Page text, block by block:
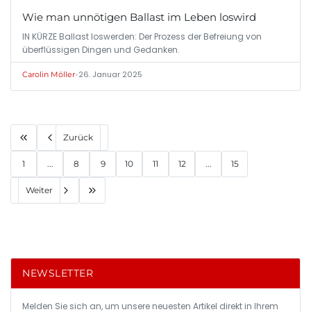
Wie man unnötigen Ballast im Leben loswird
IN KÜRZE Ballast loswerden: Der Prozess der Befreiung von
überflüssigen Dingen und Gedanken.
Carolin Möller•26. Januar 2025
Zurück
1 ... 8 9 10 11 12 ... 15
Weiter
NEWSLETTER
Melden Sie sich an, um unsere neuesten Artikel direkt in Ihrem